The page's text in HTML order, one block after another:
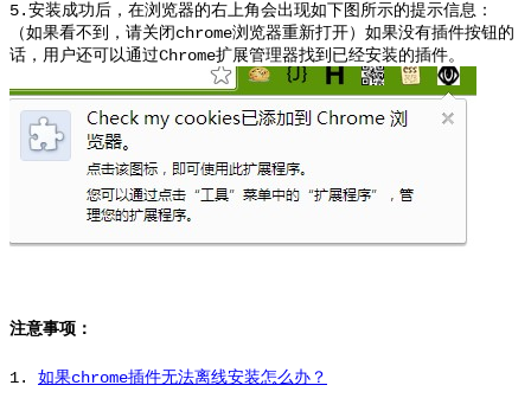
5.安装成功后，在浏览器的右上角会出现如下图所示的提示信息：
（如果看不到，请关闭chrome浏览器重新打开） 如果没有插件按钮的
话，用户还可以通过Chrome扩展管理器找到已经安装的插件。
注意事项：
1. 如果chrome插件无法离线安装怎么办？